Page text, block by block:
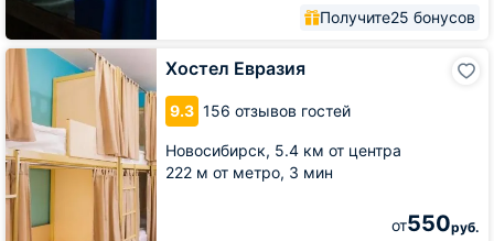
Получите25 бонусов
Хостел Евразия
9.3 156 отзывов гостей
Новосибирск, 5.4 км от центра
222 м от метро, 3 мин
от550руб.
Хостел
Евразия